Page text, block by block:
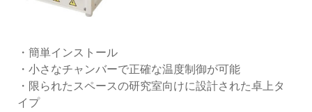
・簡単インストール
・小さなチャンバーで正確な温度制御が可能
・限られたスペースの研究室向けに設計された卓上タ
イプ